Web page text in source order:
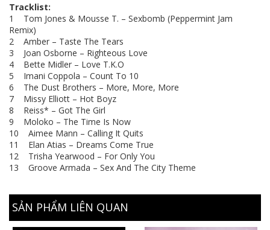
Tracklist:
1 Tom Jones & Mousse T. – Sexbomb (Peppermint Jam
Remix)
2 Amber – Taste The Tears
3 Joan Osborne – Righteous Love
4 Bette Midler – Love T.K.O
5 Imani Coppola – Count To 10
6 The Dust Brothers – More, More, More
7 Missy Elliott – Hot Boyz
8 Reiss* – Got The Girl
9 Moloko – The Time Is Now
10 Aimee Mann – Calling It Quits
11 Elan Atias – Dreams Come True
12 Trisha Yearwood – For Only You
13 Groove Armada – Sex And The City Theme
SẢN PHẨM LIÊN QUAN